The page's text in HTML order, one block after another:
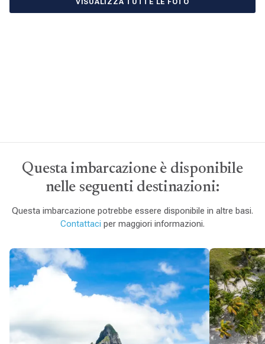
VISUALIZZA TUTTE LE FOTO
Questa imbarcazione è disponibile
nelle seguenti destinazioni:
Questa imbarcazione potrebbe essere disponibile in altre basi.
Contattaci per maggiori informazioni.